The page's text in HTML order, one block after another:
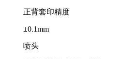
正背套印精度
±0.1mm
喷头